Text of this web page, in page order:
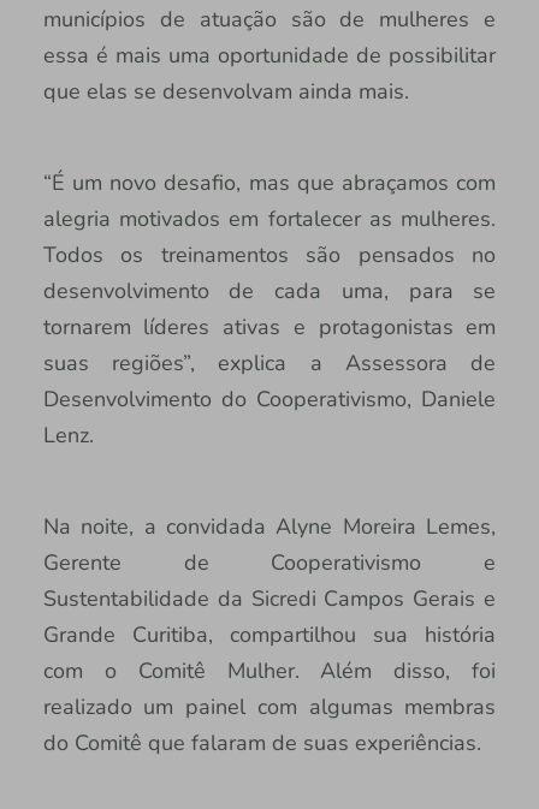
municípios de atuação são de mulheres e
essa é mais uma oportunidade de possibilitar
que elas se desenvolvam ainda mais.
“É um novo desafio, mas que abraçamos com
alegria motivados em fortalecer as mulheres.
Todos os treinamentos são pensados no
desenvolvimento de cada uma, para se
tornarem líderes ativas e protagonistas em
suas regiões”, explica a Assessora de
Desenvolvimento do Cooperativismo, Daniele
Lenz.
Na noite, a convidada Alyne Moreira Lemes,
Gerente de Cooperativismo e
Sustentabilidade da Sicredi Campos Gerais e
Grande Curitiba, compartilhou sua história
com o Comitê Mulher. Além disso, foi
realizado um painel com algumas membras
do Comitê que falaram de suas experiências.